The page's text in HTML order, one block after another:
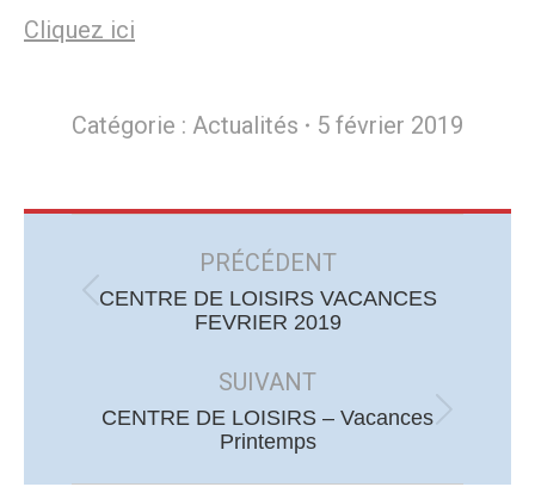
Cliquez ici
Catégorie : Actualités 5 février 2019
PRÉCÉDENT
Article
:
CENTRE DE LOISIRS VACANCES
FEVRIER 2019
SUIVANT
Article
suivant
CENTRE DE LOISIRS – Vacances
Printemps